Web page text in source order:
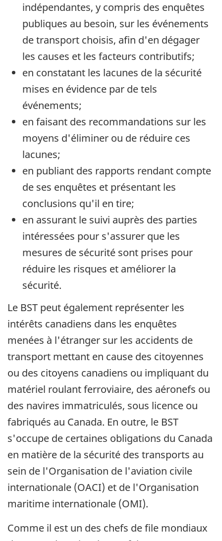
indépendantes, y compris des enquêtes
publiques au besoin, sur les événements
de transport choisis, afin d'en dégager
les causes et les facteurs contributifs;
en constatant les lacunes de la sécurité
mises en évidence par de tels
événements;
en faisant des recommandations sur les
moyens d'éliminer ou de réduire ces
lacunes;
en publiant des rapports rendant compte
de ses enquêtes et présentant les
conclusions qu'il en tire;
en assurant le suivi auprès des parties
intéressées pour s'assurer que les
mesures de sécurité sont prises pour
réduire les risques et améliorer la
sécurité.
Le BST peut également représenter les
intérêts canadiens dans les enquêtes
menées à l'étranger sur les accidents de
transport mettant en cause des citoyennes
ou des citoyens canadiens ou impliquant du
matériel roulant ferroviaire, des aéronefs ou
des navires immatriculés, sous licence ou
fabriqués au Canada. En outre, le BST
s'occupe de certaines obligations du Canada
en matière de la sécurité des transports au
sein de l'Organisation de l'aviation civile
internationale (OACI) et de l'Organisation
maritime internationale (OMI).
Comme il est un des chefs de file mondiaux